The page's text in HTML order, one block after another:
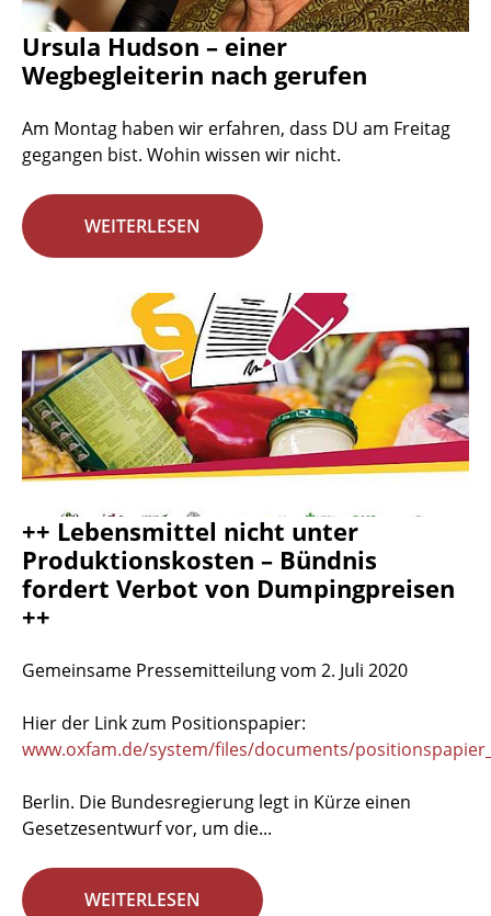
Ursula Hudson – einer
Wegbegleiterin nach gerufen
Am Montag haben wir erfahren, dass DU am Freitag
gegangen bist. Wohin wissen wir nicht.
WEITERLESEN
++ Lebensmittel nicht unter
Produktionskosten – Bündnis
fordert Verbot von Dumpingpreisen
++
Gemeinsame Pressemitteilung vom 2. Juli 2020
Hier der Link zum Positionspapier:
www.oxfam.de/system/files/documents/
Berlin. Die Bundesregierung legt in Kürze einen
Gesetzesentwurf vor, um die...
WEITERLESEN